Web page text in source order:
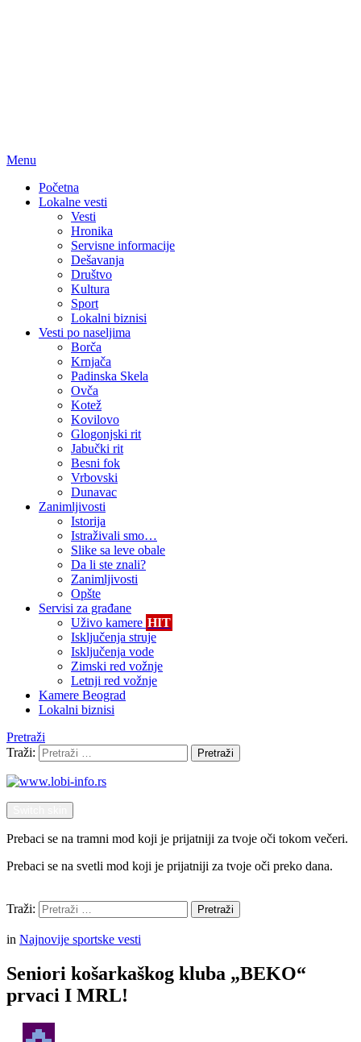
Menu
Početna
Lokalne vesti
Vesti
Hronika
Servisne informacije
Dešavanja
Društvo
Kultura
Sport
Lokalni biznisi
Vesti po naseljima
Borča
Krnjača
Padinska Skela
Ovča
Kotež
Kovilovo
Glogonjski rit
Jabučki rit
Besni fok
Vrbovski
Dunavac
Zanimljivosti
Istorija
Istraživali smo…
Slike sa leve obale
Da li ste znali?
Zanimljivosti
Opšte
Servisi za građane
Uživo kamere HIT
Isključenja struje
Isključenja vode
Zimski red vožnje
Letnji red vožnje
Kamere Beograd
Lokalni biznisi
Pretraži
Traži:
Pretraži
Prebaci se na tramni mod koji je prijatniji za tvoje oči tokom večeri.
Prebaci se na svetli mod koji je prijatniji za tvoje oči preko dana.
Traži:
Pretraži
in Najnovije sportske vesti
Seniori košarkaškog kluba „BEKO“
prvaci I MRL!